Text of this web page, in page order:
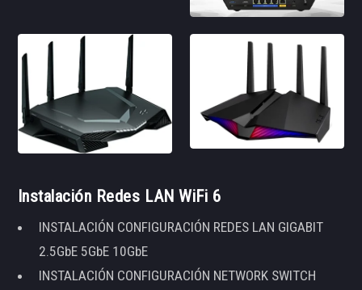
Instalación Redes LAN WiFi 6
INSTALACIÓN CONFIGURACIÓN REDES LAN GIGABIT
2.5GbE 5GbE 10GbE
INSTALACIÓN CONFIGURACIÓN NETWORK SWITCH